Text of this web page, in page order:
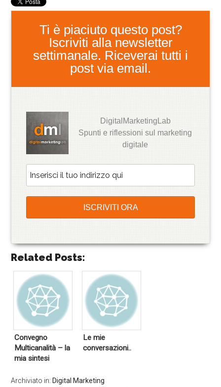
Ti è piaciuto questo post?
Iscriviti alla newsletter
settimanale. Riceverai tutti i
post via email.
DigitalMarketingLab
Spunti e riflessioni sul marketing
digitale
Related Posts:
Convegno
Multicanalità – la
mia sintesi
Le mie
conversazioni..
Archiviato in: Digital Marketing